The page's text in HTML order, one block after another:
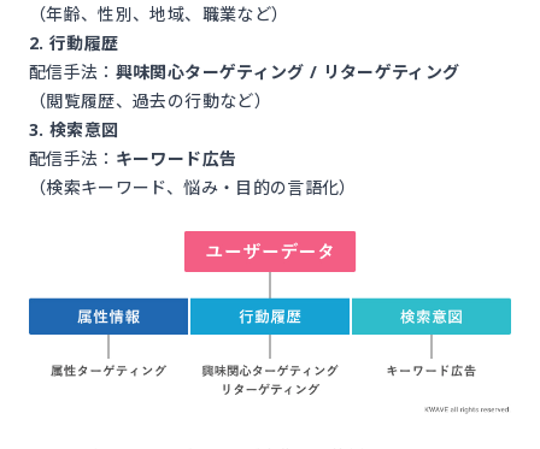
（年齢、性別、地域、職業など）
2. 行動履歴
配信手法： 興味関心ターゲティング / リターゲティング
（閲覧履歴、過去の行動など）
3. 検索意図
配信手法： キーワード広告
（検索キーワード、悩み・目的の言語化）